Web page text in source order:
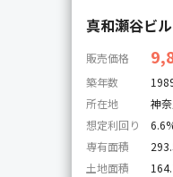
真和瀬谷ビ
販売価格
築年数
所在地
神
想定利回り
専有面積
土地面積